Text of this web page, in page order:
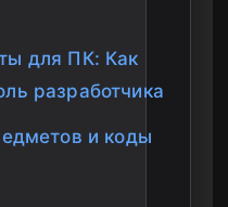
для ПК: Как
разработчика
и коды